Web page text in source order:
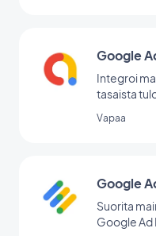
Google
Integroi
tasaista
Vapaa
Google
Suorita
Google Ad